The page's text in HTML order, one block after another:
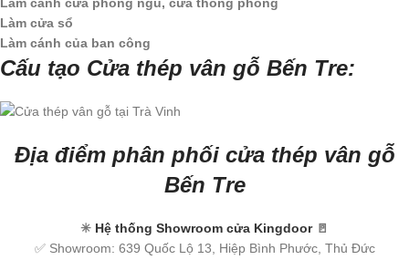
Làm cánh cửa phòng ngủ, cửa thông phòng
Làm cửa sổ
Làm cánh của ban công
Cấu tạo Cửa thép vân gỗ Bến Tre:
Địa điểm phân phối cửa thép vân gỗ
Bến Tre
✳ Hệ thống Showroom cửa Kingdoor🚪
✅ Showroom: 639 Quốc Lộ 13, Hiệp Bình Phước, Thủ Đức